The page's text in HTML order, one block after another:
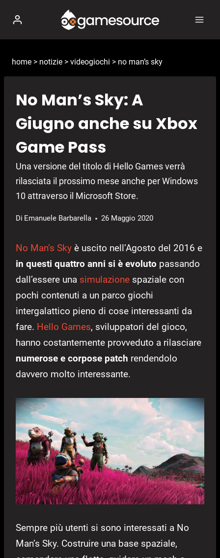
contenuto
home > notizie > videogiochi > no man’s sky
No Man’s Sky: A
Giugno anche su Xbox
Game Pass
Una versione del titolo di Hello Games verrà
rilasciata il prossimo mese anche per Windows
10 attraverso il Microsoft Store.
Di Emanuele Barbarella 26 Maggio 2020
No Man’s Sky è uscito nell’Agosto del 2016 e
in questi quattro anni si è evoluto passando
dall’essere una simulazione spaziale con
pochi contenuti a un parco giochi
intergalattico pieno di cose interessanti da
fare. Hello Games, sviluppatori del gioco,
hanno costantemente provveduto a rilasciare
numerose e corpose patch rendendolo
davvero molto interessante.
Sempre più utenti si sono interessati a No
Man’s Sky. Costruire una base spaziale,